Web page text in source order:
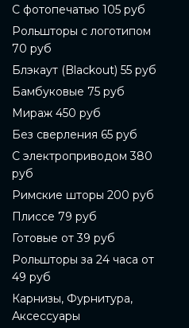
С фотопечатью 105 руб
Рольшторы с логотипом
70 руб
Блэкаут (Blackout) 55 руб
Бамбуковые 75 руб
Мираж 450 руб
Без сверления 65 руб
С электроприводом 380
руб
Римские шторы 200 руб
Плиссе 79 руб
Готовые от 39 руб
Рольшторы за 24 часа от
49 руб
Карнизы, Фурнитура,
Аксессуары